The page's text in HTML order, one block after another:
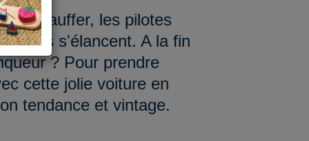
chauffer, les pilotes
s'élancent. A la fin
? Pour prendre
cette jolie voiture en
tendance et vintage.